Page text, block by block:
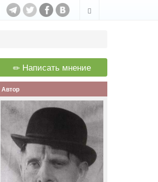
Написать мнение
Автор